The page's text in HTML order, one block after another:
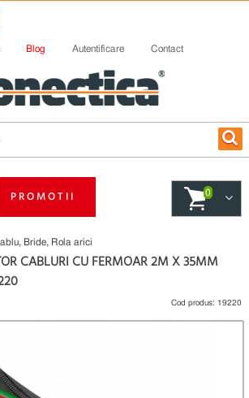
Blog Autentificare Contact
PROMOTII 0
Bride, Rola arici
CABLURI CU FERMOAR 2M X 35MM
Cod produs: 19220